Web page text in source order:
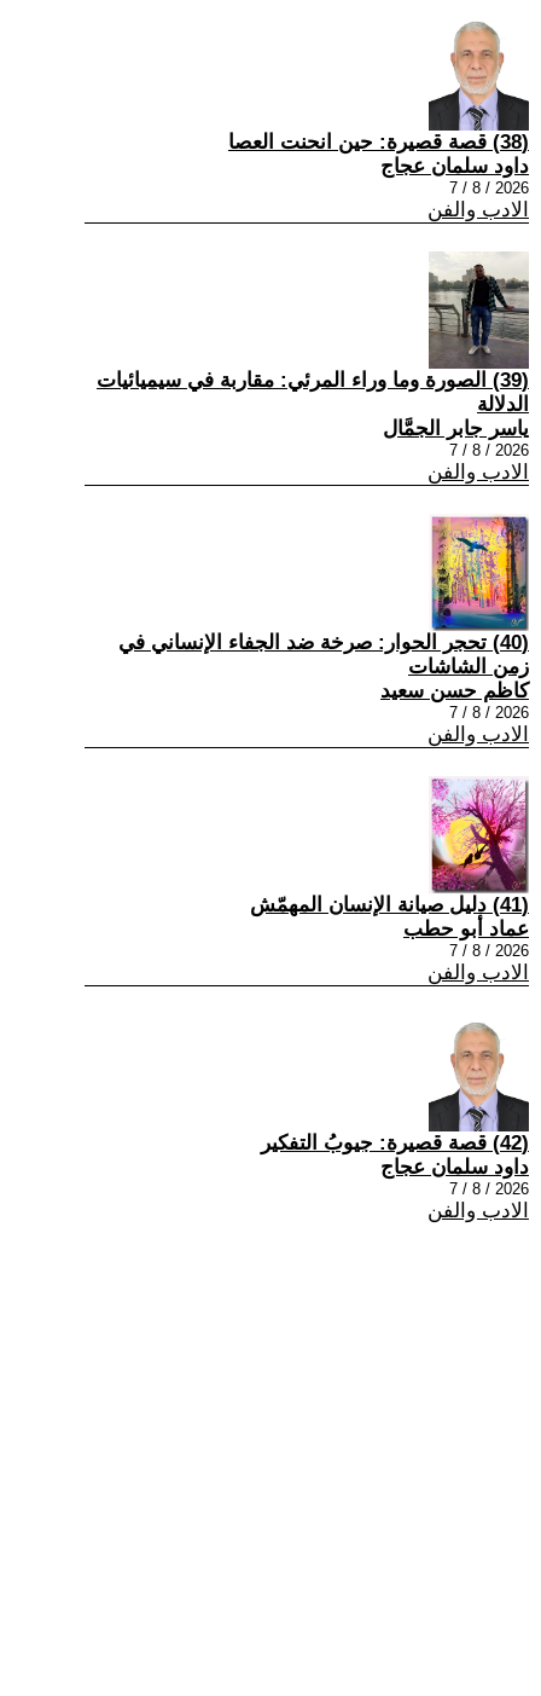
(38) قصة قصيرة: حين انحنت العصا
داود سلمان عجاج
2026 / 8 / 7
الادب والفن
(39) الصورة وما وراء المرئي: مقاربة في سيميائيات
الدلالة
ياسر جابر الجمَّال
2026 / 8 / 7
الادب والفن
(40) تحجر الحوار: صرخة ضد الجفاء الإنساني في
زمن الشاشات
كاظم حسن سعيد
2026 / 8 / 7
الادب والفن
(41) دليل صيانة الإنسان المهمّش
عماد أبو حطب
2026 / 8 / 7
الادب والفن
(42) قصة قصيرة: جيوبُ التفكير
داود سلمان عجاج
2026 / 8 / 7
الادب والفن